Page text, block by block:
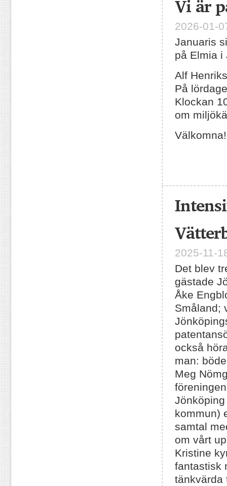
Vi är
2026-01-
Januaris
på Elmia i
Alf
På
Klockan
om
Välkomna!
2025-11-
Det blev
gästade
Åke
Småland;
också
man:
Meg
kommun)
samtal
om vårt
Kristine
fantastisk
tänkvärda